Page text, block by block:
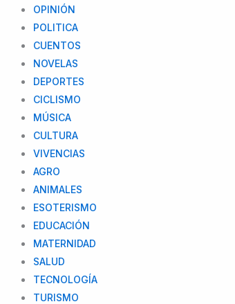
OPINIÓN
POLITICA
CUENTOS
NOVELAS
DEPORTES
CICLISMO
MÚSICA
CULTURA
VIVENCIAS
AGRO
ANIMALES
ESOTERISMO
EDUCACIÓN
MATERNIDAD
SALUD
TECNOLOGÍA
TURISMO